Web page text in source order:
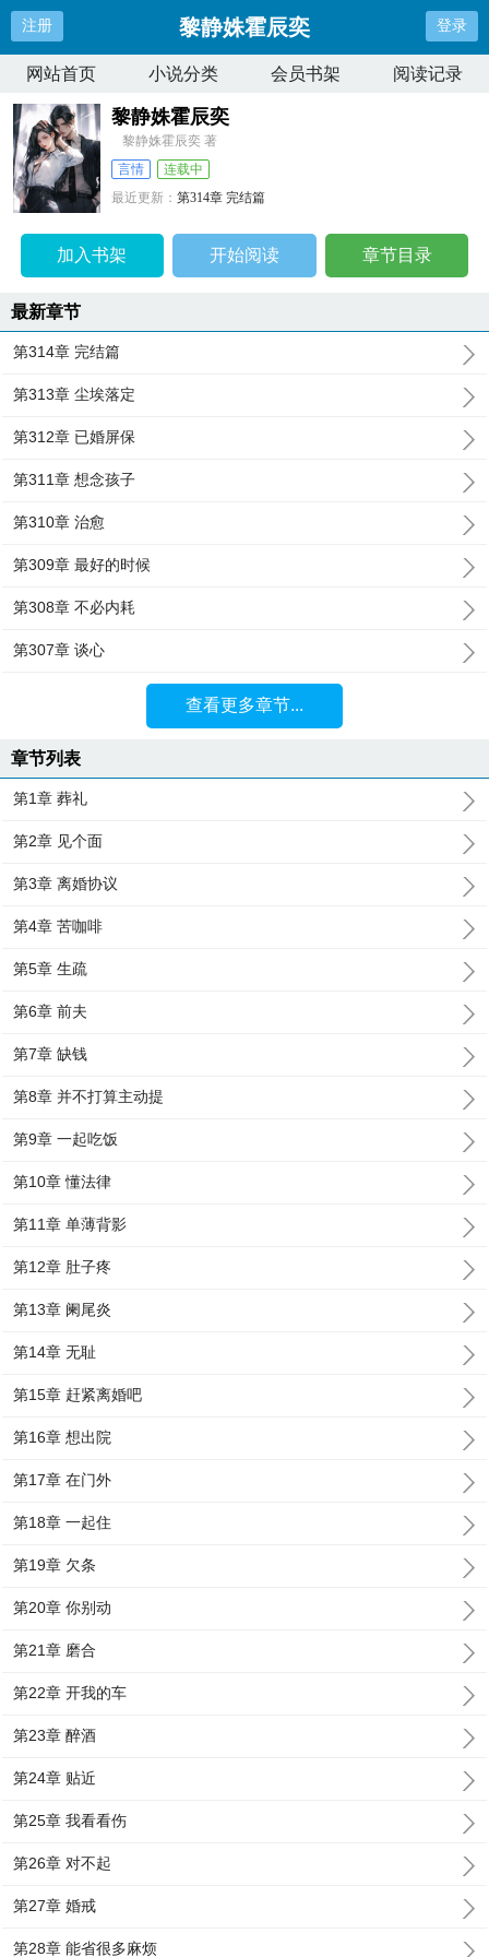
注册 黎静姝霍辰奕 登录
网站首页 小说分类 会员书架 阅读记录
黎静姝霍辰奕
黎静姝霍辰奕 著
言情
连载中
最近更新：第314章 完结篇
加入书架 开始阅读 章节目录
最新章节
第314章 完结篇
第313章 尘埃落定
第312章 已婚屏保
第311章 想念孩子
第310章 治愈
第309章 最好的时候
第308章 不必内耗
第307章 谈心
查看更多章节...
章节列表
第1章 葬礼
第2章 见个面
第3章 离婚协议
第4章 苦咖啡
第5章 生疏
第6章 前夫
第7章 缺钱
第8章 并不打算主动提
第9章 一起吃饭
第10章 懂法律
第11章 单薄背影
第12章 肚子疼
第13章 阑尾炎
第14章 无耻
第15章 赶紧离婚吧
第16章 想出院
第17章 在门外
第18章 一起住
第19章 欠条
第20章 你别动
第21章 磨合
第22章 开我的车
第23章 醉酒
第24章 贴近
第25章 我看看伤
第26章 对不起
第27章 婚戒
第28章 能省很多麻烦